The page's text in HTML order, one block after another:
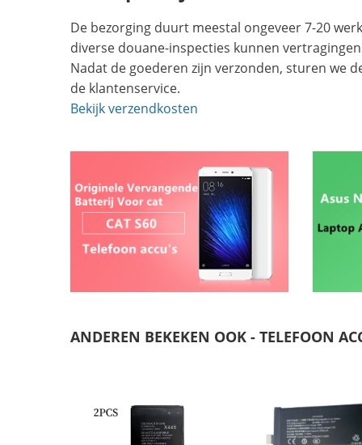
De bezorging duurt meestal ongeveer 7-20
diverse douane-inspecties kunnen
Nadat de goederen zijn verzonden, sturen we
de klantenservice.
Bekijk verzendkosten
ANDEREN BEKEKEN OOK - TELEFOON